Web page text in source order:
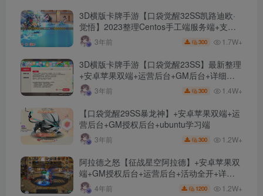
3D横版卡牌手游【口袋觉醒32SS凯路迪欧·
觉悟】2023整理Centos手工端服务端+支付
对接+安卓苹果双端+运营后台+GM授权后台
+代理后台
3年前 300 1.7W+
3D横版卡牌手游【口袋觉醒23SS】最新整理
+安卓苹果双端+运营后台+GM后台+详细搭
建教程3年前 300 1.4W+
【口袋觉醒29SS暴龙神】+安卓苹果双端+运
营后台+GM授权后台+ubuntu学习端
3年前 300 1.2W+
阿拉德之怒【征战星空阿拉德】+安卓苹果双
端+GM授权后台+运营后台+活动全开+详细
教程 4年前 1200 1.2W+